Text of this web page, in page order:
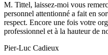
M. Tittel, laissez-moi vous
personnel attentionné a fait en
respect. Encore une fois votre
professionnel et à la hauteur de
Pier-Luc Cadieux